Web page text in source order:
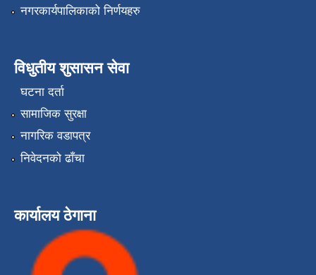
नगरकार्यपालिकाको निर्णयहरु
विधुतीय शुसासन सेवा
घटना दर्ता
सामाजिक सुरक्षा
नागरिक वडापत्र
निवेदनको ढाँचा
कार्यालय ठेगाना